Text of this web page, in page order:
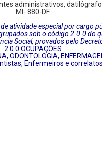
administrativos,
MI- 880-DF.
atividade especial por
sob o código 2.0.0 do
Social, provados pelo
2.0.0 OCUPAÇÕES
ODONTOLOGIA,
Enfermeiros e